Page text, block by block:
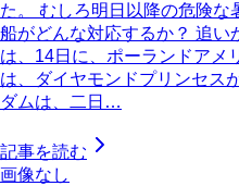
た。 むしろ明日以降の危険な
船がどんな対応するか？ 追い
は、14日に、ポーランドアメ
は、ダイヤモンドプリンセス
ダムは、二日…
記事を読む
画像なし